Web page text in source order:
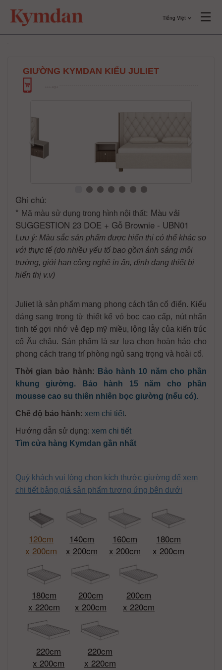
Tiếng Việt
GIƯỜNG KYMDAN KIỂU JULIET
Ghi chú:
* Mã màu sử dụng trong hình nội thất: Màu vải
SUGGESTION 23 DOE + Gỗ Brownie - UBN01
Lưu ý: Màu sắc sản phẩm được hiển thị có thể khác so
với thực tế (do nhiều yếu tố bao gồm ánh sáng môi
trường, giới hạn công nghệ in ấn, định dạng thiết bị
hiển thị v.v)
Juliet là sản phẩm mang phong cách tân cổ điển. Kiểu
dáng sang trọng từ thiết kế vỏ bọc cao cấp, nút nhấn
tinh tế gợi nhớ vẻ đẹp mỹ miều, lộng lẫy của kiến trúc
cổ Âu châu. Sản phẩm là sự lựa chọn hoàn hảo cho
phong cách trang trí phòng ngủ sang trọng và hoài cổ.
Thời gian bảo hành: Bảo hành 10 năm cho phần
khung giường. Bảo hành 15 năm cho phần
mousse cao su thiên nhiên bọc giường (nếu có).
Chế độ bảo hành: xem chi tiết.
Hướng dẫn sử dụng: xem chi tiết
Tìm cửa hàng Kymdan gần nhất
Quý khách vui lòng chọn kích thước giường để xem
chi tiết bảng giá sản phẩm tương ứng bên dưới
120cm
x 200cm
140cm
x 200cm
160cm
x 200cm
180cm
x 200cm
180cm
x 220cm
200cm
x 200cm
200cm
x 220cm
220cm
x 200cm
220cm
x 220cm